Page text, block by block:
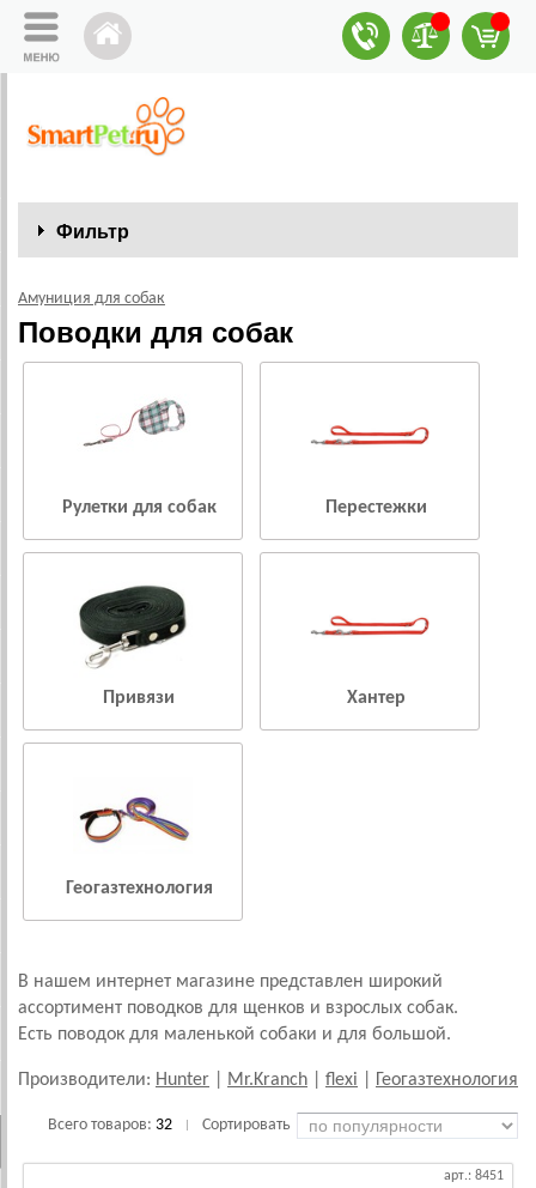
Фильтр
Амуниция для собак
Поводки для собак
Рулетки для собак Перестежки
Привязи Хантер
Геогазтехнология
В нашем интернет магазине представлен широкий
ассортимент поводков для щенков и взрослых собак.
Есть поводок для маленькой собаки и для большой.
Производители: Hunter Mr.Kranch flexi Геогазтехнология
Всего товаров: 32 Сортировать
арт.: 8451